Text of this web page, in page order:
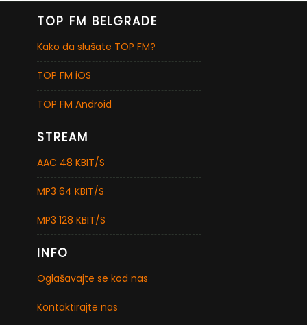
TOP FM BELGRADE
Kako da slušate TOP FM?
TOP FM iOS
TOP FM Android
STREAM
AAC 48 KBIT/S
MP3 64 KBIT/S
MP3 128 KBIT/S
INFO
Oglašavajte se kod nas
Kontaktirajte nas